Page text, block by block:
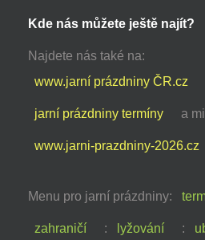
Kde nás můžete ještě najít?
Najdete nás také na:
www.jarní prázdniny ČR.cz
jarní prázdniny termíny a
www.jarni-prazdniny-2026.cz
Menu pro jarní prázdniny:
zahraničí : lyžování :